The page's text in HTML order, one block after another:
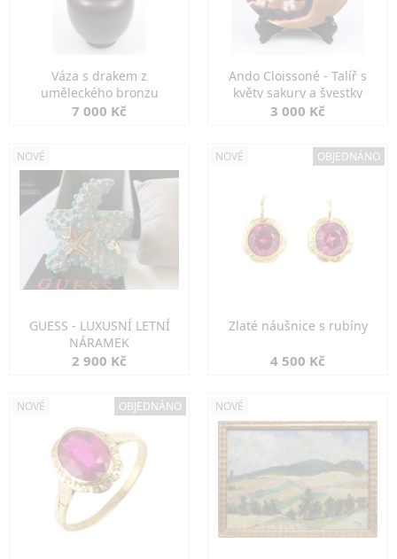
Váza s drakem z
uměleckého bronzu
7 000 Kč
Ando Cloissoné - Talíř s
květy sakury a švestky
3 000 Kč
NOVÉ
GUESS - LUXUSNÍ LETNÍ
NÁRAMEK
2 900 Kč
NOVÉ OBJEDNÁNO
Zlaté náušnice s rubíny
4 500 Kč
NOVÉ OBJEDNÁNO NOVÉ